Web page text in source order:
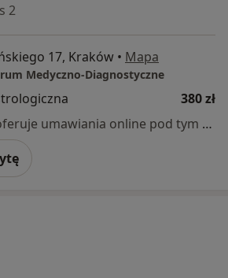
2
17, Kraków • Mapa
Medyczno-Diagnostyczne
380 zł
Specjalista nie oferuje umawiania online pod tym adresem.